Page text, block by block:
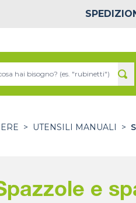
> UTENSILI MANUALI >
e